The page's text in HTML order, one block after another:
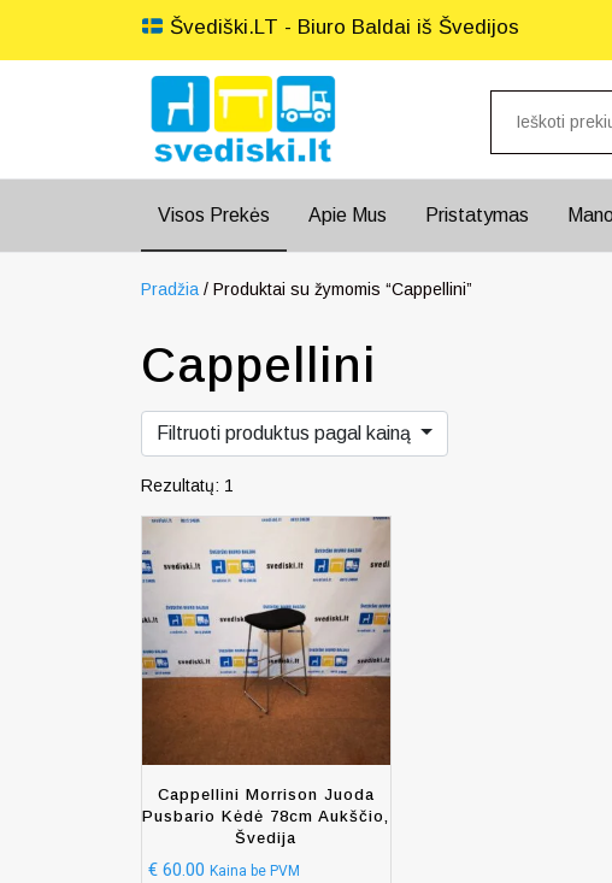
Švediški.LT - Biuro Baldai iš Švedijos
Visos Prekės Apie Mus Pristatymas
Pradžia / Produktai su žymomis “Cappellini”
Cappellini
Filtruoti produktus pagal kainą
Rezultatų: 1
Cappellini Morrison Juoda
Pusbario Kėdė 78cm Aukščio,
Švedija
€ 60.00 Kaina be PVM